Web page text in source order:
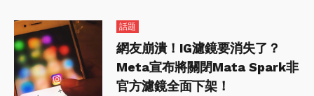
話題
網友崩潰！IG濾鏡要消失了？
Meta宣布將關閉Mata Spark非
官方濾鏡全面下架！